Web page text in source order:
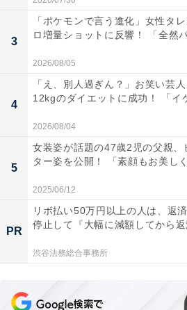
3
「ポケモンで言う進化」女性タ
ロ増量ショットに反響！ 「全然
2026/08/05
4
「え、別人過ぎん？」お笑い芸
12kgのダイエットに成功！ 「イ
2026/08/04
5
女装姿が話題の47歳2児の父親、
ター姿を公開！ 「素顔もお美し
2025/06/12
PR
リボ払い50万円以上の人は、返
停止して『大幅に減額してから
渋谷法務総合事務所